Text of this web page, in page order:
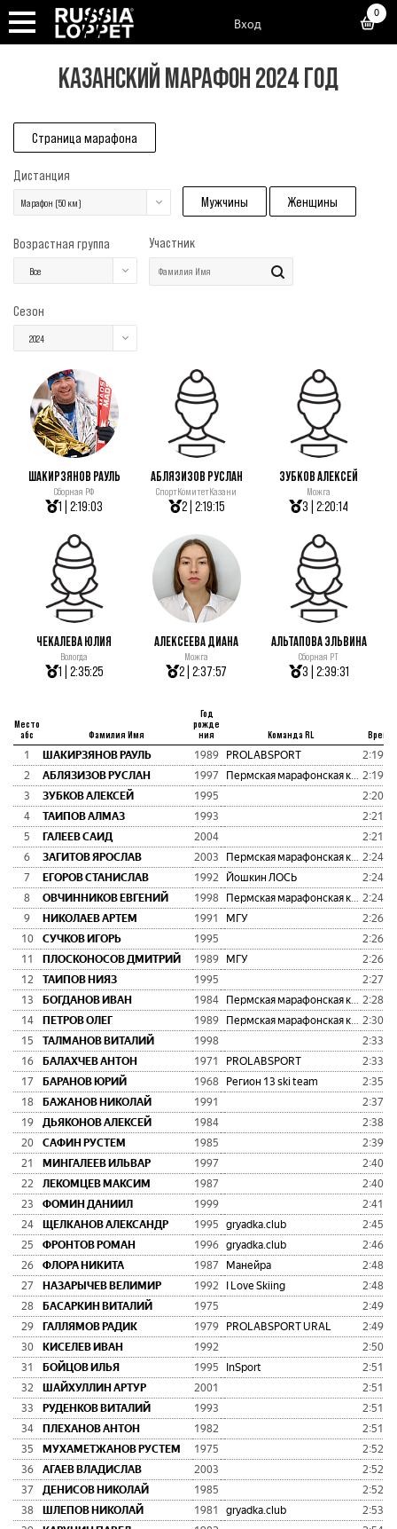
Вход
0
КАЗАНСКИЙ МАРАФОН 2024 ГОД
Страница марафона
Дистанция
Марафон (50 км) Мужчины Женщины
Возрастная группа
Все
Участник
Сезон
2024
ШАКИРЗЯНОВ РАУЛЬ
Сборная РФ
1 | 2:19:03
АБЛЯЗИЗОВ РУСЛАН
СпортКомитетКазани
2 | 2:19:15
ЗУБКОВ АЛЕКСЕЙ
Можга
3 | 2:20:14
ЧЕКАЛЕВА ЮЛИЯ
Вологда
1 | 2:35:25
АЛЕКСЕЕВА ДИАНА
Можга
2 | 2:37:57
АЛЬТАПОВА ЭЛЬВИНА
Сборная РТ
3 | 2:39:31
Место
абс
Фамилия Имя
Год
рожде
ния
Команда RL Время
1 ШАКИРЗЯНОВ РАУЛЬ 1989 PROLABSPORT
2
АБЛЯЗИЗОВ РУСЛАН 1997 Пермская марафонская команда
3
ЗУБКОВ АЛЕКСЕЙ 1995
4
ТАИПОВ АЛМАЗ 1993
5
ГАЛЕЕВ САИД 2004
6
ЗАГИТОВ ЯРОСЛАВ 2003 Пермская марафонская команда
7
ЕГОРОВ СТАНИСЛАВ 1992 Йошкин ЛОСЬ
8
ОВЧИННИКОВ ЕВГЕНИЙ 1998 Пермская марафонская команда
9
НИКОЛАЕВ АРТЕМ 1991 МГУ
10
СУЧКОВ ИГОРЬ 1995
11
ПЛОСКОНОСОВ ДМИТРИЙ 1989 МГУ
12
ТАИПОВ НИЯЗ 1995
13
БОГДАНОВ ИВАН 1984 Пермская марафонская команда
14
ПЕТРОВ ОЛЕГ 1989 Пермская марафонская команда
15
ТАЛМАНОВ ВИТАЛИЙ 1998
16
БАЛАХЧЕВ АНТОН 1971 PROLABSPORT
17
БАРАНОВ ЮРИЙ 1968 Регион 13 ski team
18
БАЖАНОВ НИКОЛАЙ 1991
19
ДЬЯКОНОВ АЛЕКСЕЙ 1984
20
САФИН РУСТЕМ 1985
21
МИНГАЛЕЕВ ИЛЬВАР 1997
22
ЛЕКОМЦЕВ МАКСИМ 1987
23
ФОМИН ДАНИИЛ 1999
24
ЩЕЛКАНОВ АЛЕКСАНДР 1995 gryadka.club
25
ФРОНТОВ РОМАН 1996 gryadka.club
26
ФЛОРА НИКИТА 1987 Манейра
27
НАЗАРЫЧЕВ ВЕЛИМИР 1992 I Love Skiing
28
БАСАРКИН ВИТАЛИЙ 1975
29
ГАЛЛЯМОВ РАДИК 1979 PROLABSPORT URAL
30
КИСЕЛЕВ ИВАН 1992
31
БОЙЦОВ ИЛЬЯ 1995 InSport
32
ШАЙХУЛЛИН АРТУР 2001
33
РУДЕНКОВ ВИТАЛИЙ 1993
34
ПЛЕХАНОВ АНТОН 1982
35
МУХАМЕТЖАНОВ РУСТЕМ 1975
36
АГАЕВ ВЛАДИСЛАВ 2003
37
ДЕНИСОВ НИКОЛАЙ 1985
38
ШЛЕПОВ НИКОЛАЙ 1981 gryadka.club